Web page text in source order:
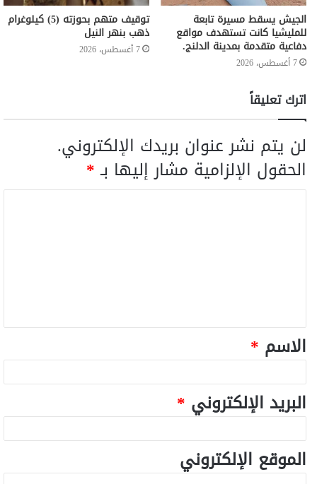
الجيش يسقط مسيرة تابعة
للمليشيا كانت تستهدف مواقع
دفاعية متقدمة بمدينة الدلنج.
7 أغسطس، 2026
توقيف متهم بحوزته (5) كيلوغرام
ذهب بنهر النيل
7 أغسطس، 2026
اترك تعليقاً
لن يتم نشر عنوان بريدك الإلكتروني.
الحقول الإلزامية مشار إليها بـ*
الاسم *
البريد الإلكتروني *
الموقع الإلكتروني